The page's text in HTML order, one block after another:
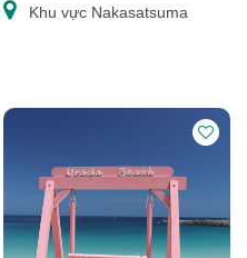
Khu vực Nakasatsuma